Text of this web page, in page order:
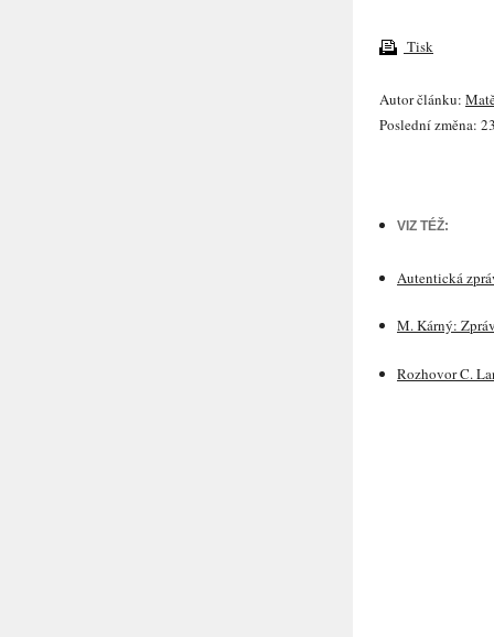
Tisk
Autor článku:
Poslední změna:
VIZ TÉŽ:
Autentická
M. Kárný:
Rozhovor C.